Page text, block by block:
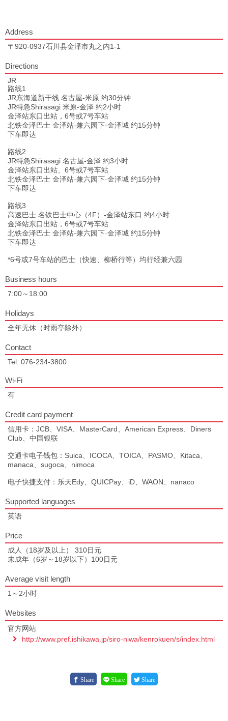
Address
〒920-0937石川县金泽市丸之内1-1
Directions
JR
路线1
JR东海道新干线 名古屋-米原 约30分钟
JR特急Shirasagi 米原-金泽 约2小时
金泽站东口出站，6号或7号车站
北铁金泽巴士 金泽站-兼六园下·金泽城 约15分钟
下车即达
路线2
JR特急Shirasagi 名古屋-金泽 约3小时
金泽站东口出站、6号或7号车站
北铁金泽巴士 金泽站-兼六园下·金泽城 约15分钟
下车即达
路线3
高速巴士 名铁巴士中心（4F）-金泽站东口 约4小时
金泽站东口出站，6号或7号车站
北铁金泽巴士 金泽站-兼六园下·金泽城 约15分钟
下车即达
*6号或7号车站的巴士（快速、柳桥行等）均行经兼六园
Business hours
7:00～18:00
Holidays
全年无休（时雨亭除外）
Contact
Tel: 076-234-3800
Wi-Fi
有
Credit card payment
信用卡：JCB、VISA、MasterCard、American Express、Diners
Club、中国银联
交通卡电子钱包：Suica、ICOCA、TOICA、PASMO、Kitaca、
manaca、sugoca、nimoca
电子快捷支付：乐天Edy、QUICPay、iD、WAON、nanaco
Supported languages
英语
Price
成人（18岁及以上） 310日元
未成年（6岁～18岁以下）100日元
Average visit length
1～2小时
Websites
官方网站
http://www.pref.ishikawa.jp/siro-niwa/kenrokuen/s/index.html
Share Share Share